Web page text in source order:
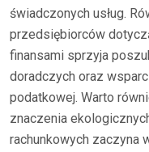
świadczonych usług.
przedsiębiorców
finansami sprzyja
doradczych oraz
podatkowej. Warto
znaczenia
rachunkowych zaczyna